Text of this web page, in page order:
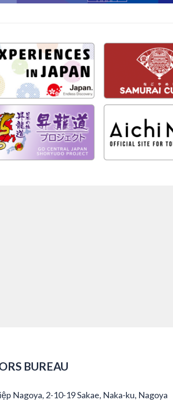
BUREAU
Nagoya, 2-10-19 Sakae, Naka-ku, Nagoya